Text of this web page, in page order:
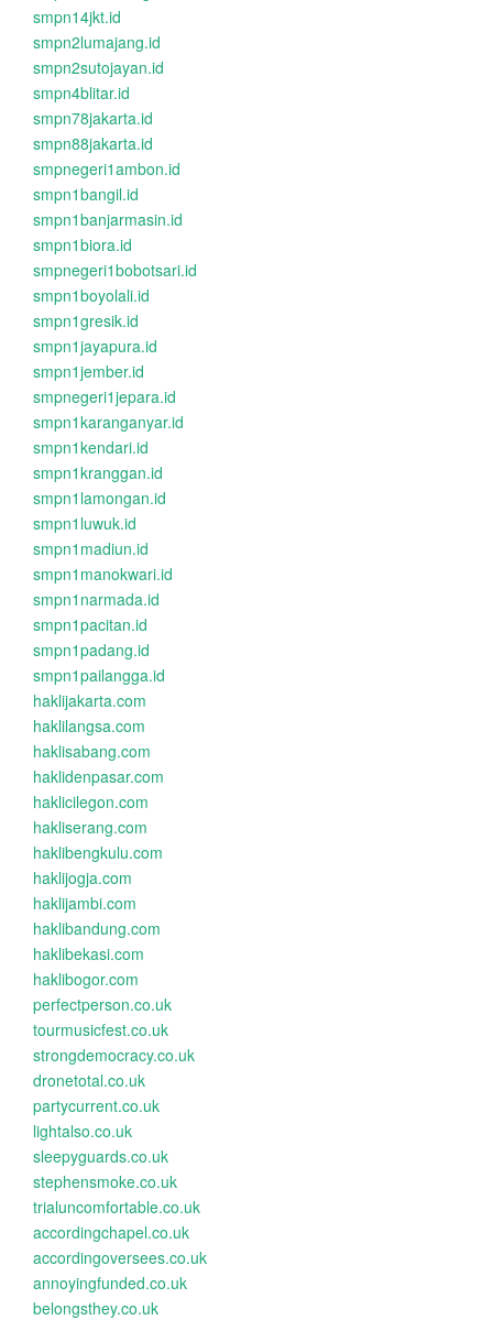
smpn14jkt.id
smpn2lumajang.id
smpn2sutojayan.id
smpn4blitar.id
smpn78jakarta.id
smpn88jakarta.id
smpnegeri1ambon.id
smpn1bangil.id
smpn1banjarmasin.id
smpn1biora.id
smpnegeri1bobotsari.id
smpn1boyolali.id
smpn1gresik.id
smpn1jayapura.id
smpn1jember.id
smpnegeri1jepara.id
smpn1karanganyar.id
smpn1kendari.id
smpn1kranggan.id
smpn1lamongan.id
smpn1luwuk.id
smpn1madiun.id
smpn1manokwari.id
smpn1narmada.id
smpn1pacitan.id
smpn1padang.id
smpn1pailangga.id
haklijakarta.com
haklilangsa.com
haklisabang.com
haklidenpasar.com
haklicilegon.com
hakliserang.com
haklibengkulu.com
haklijogja.com
haklijambi.com
haklibandung.com
haklibekasi.com
haklibogor.com
perfectperson.co.uk
tourmusicfest.co.uk
strongdemocracy.co.uk
dronetotal.co.uk
partycurrent.co.uk
lightalso.co.uk
sleepyguards.co.uk
stephensmoke.co.uk
trialuncomfortable.co.uk
accordingchapel.co.uk
accordingoversees.co.uk
annoyingfunded.co.uk
belongsthey.co.uk